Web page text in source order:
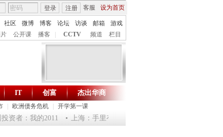
客服 设为首页
登录 注册
社区 微博 博客 论坛 访谈 邮箱
游戏
公开课 播客 CCTV 频道 栏目
财智生活 一键通达
欧洲债务危机 开学第一课
IT 创富 杰出华商
资者：我的2011 上海：手里有房心中慌 房产投资已然降火